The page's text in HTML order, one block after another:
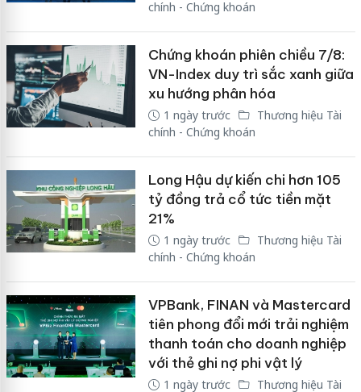
chính - Chứng khoán
Chứng khoán phiên chiều 7/8:
VN-Index duy trì sắc xanh giữa
xu hướng phân hóa
1 ngày trước
Thương hiệu Tài
chính - Chứng khoán
Long Hậu dự kiến chi hơn 105
tỷ đồng trả cổ tức tiền mặt
21%
1 ngày trước
Thương hiệu Tài
chính - Chứng khoán
VPBank, FINAN và Mastercard
tiên phong đổi mới trải nghiệm
thanh toán cho doanh nghiệp
với thẻ ghi nợ phi vật lý
1 ngày trước Thương hiệu Tài